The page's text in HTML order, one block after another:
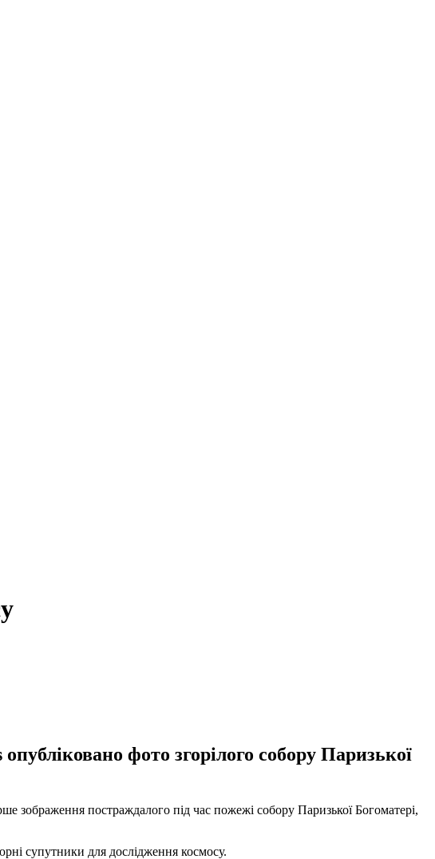
фото згорілого собору Паризької
зображення постраждалого під час пожежі собору Паризької Богоматері,
супутники для дослідження космосу.